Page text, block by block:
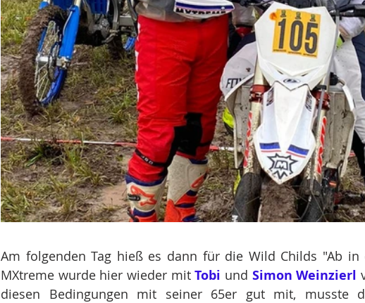
Am folgenden Tag hieß es dann für die Wild Childs "Ab in
MXtreme wurde hier wieder mit Tobi und Simon Weinzierl
diesen Bedingungen mit seiner 65er gut mit, musste